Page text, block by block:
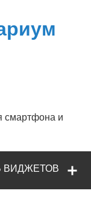
смартфона и
ВИДЖЕТОВ